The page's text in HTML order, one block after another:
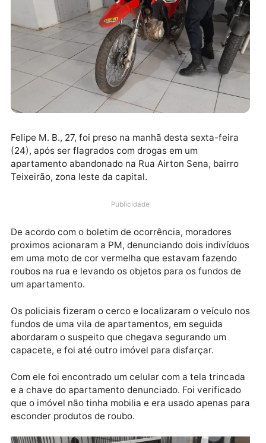
(24), após ser flagrados com drogas em um
Teixeirão, zona leste da capital.
Publicidade
proximos acionaram a PM, denunciando dois
em uma moto de cor vermelha que estavam fazendo
roubos na rua e levando os objetos para os fundos
um apartamento.
Os policiais fizeram o cerco e localizaram o veículo
fundos de uma vila de apartamentos, em seguida
abordaram o suspeito que chegava segurando um